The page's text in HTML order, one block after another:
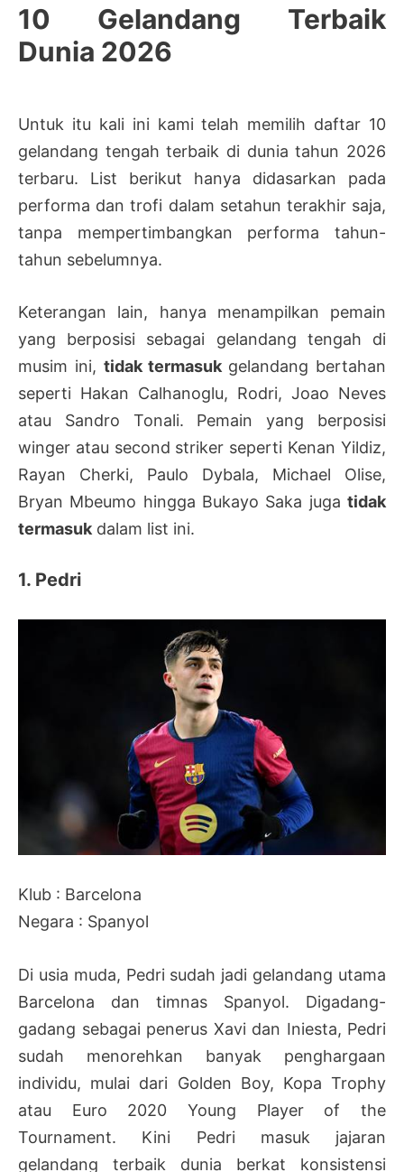
10 Gelandang Terbaik
Dunia 2026
Untuk itu kali ini kami telah memilih daftar 10
gelandang tengah terbaik di dunia tahun 2026
terbaru. List berikut hanya didasarkan pada
performa dan trofi dalam setahun terakhir saja,
tanpa mempertimbangkan performa tahun-
tahun sebelumnya.
Keterangan lain, hanya menampilkan pemain
yang berposisi sebagai gelandang tengah di
musim ini, tidak termasuk gelandang bertahan
seperti Hakan Calhanoglu, Rodri, Joao Neves
atau Sandro Tonali. Pemain yang berposisi
winger atau second striker seperti Kenan Yildiz,
Rayan Cherki, Paulo Dybala, Michael Olise,
Bryan Mbeumo hingga Bukayo Saka juga tidak
termasuk dalam list ini.
1. Pedri
Klub : Barcelona
Negara : Spanyol
Di usia muda, Pedri sudah jadi gelandang utama
Barcelona dan timnas Spanyol. Digadang-
gadang sebagai penerus Xavi dan Iniesta, Pedri
sudah menorehkan banyak penghargaan
individu, mulai dari Golden Boy, Kopa Trophy
atau Euro 2020 Young Player of the
Tournament. Kini Pedri masuk jajaran
gelandang terbaik dunia berkat konsistensi